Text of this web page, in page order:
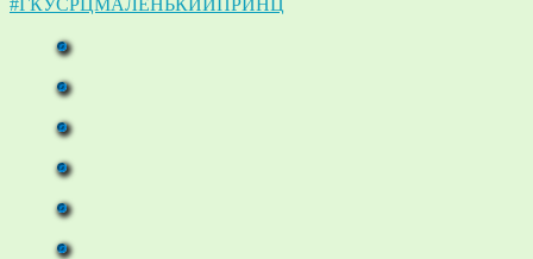
#ГКУСРЦМАЛЕНЬКИЙПРИНЦ